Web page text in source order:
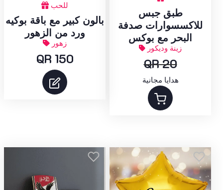
للحب
بالون كبير مع باقة بوكيه
ورد من الزهور
زهور
QR 150
طبق جبس
للاكسسوارات صدفة
البحر مع بوكس
زينة وديكور
QR 20
هدايا مجانية